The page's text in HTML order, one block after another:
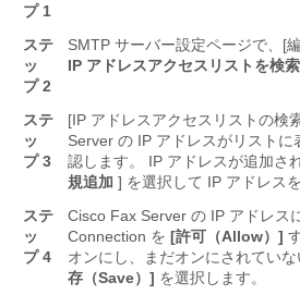
プ 1
ステ
ッ
プ 2
SMTP サーバー設定ページで、[
IP アドレスアクセスリストを検索
ステ
ッ
プ 3
[IP アドレスアクセスリストの検
Server の IP アドレスがリスト
認します。 IP アドレスが追加さ
規追加 ] を選択して IP アドレス
ステ
ッ
プ 4
Cisco Fax Server の IP アドレス
Connection を [許可（Allow）]
オンにし、まだオンにされていな
存（Save）] を選択します。